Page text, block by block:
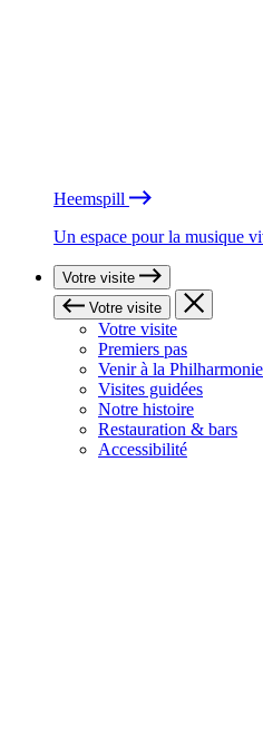
Heemspill
Un espace pour la musique
Votre visite
Votre visite
Votre visite
Premiers pas
Venir à la Philharmonie
Visites guidées
Notre histoire
Restauration & bars
Accessibilité